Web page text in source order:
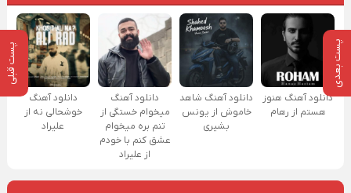
پست بعدی پست قبلی
دانلود آهنگ هنوز
هستم از رهام
دانلود آهنگ شاهد
خاموش از یونس
بشیری
دانلود آهنگ
میخوام خستگی از
تنم بره میخوام
عشق کنم با خودم
از علیراد
دانلود آهنگ
خوشحالی نه از
علیراد